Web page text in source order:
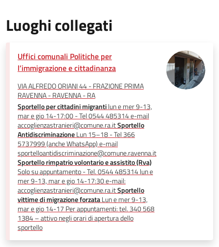
Luoghi collegati
Uffici comunali Politiche per
l’immigrazione e cittadinanza
VIA ALFREDO ORIANI 44 - FRAZIONE PRIMA
RAVENNA - RAVENNA - RA
Sportello per cittadini migrantilun e mer 9-13,
mar e gio 14-17:00 - Tel 0544 485314 e-mail
accoglienzastranieri@comune.ra.itSportello
AntidiscriminazioneLun 15–18 - Tel 366
5737999 (anche WhatsApp) e-mail
sportelloantidiscriminazione@comune.ravenna.it
Sportello rimpatrio volontario e assistito (Rva)
Solo su appuntamento - Tel. 0544 485314 lun e
mer 9-13, mar e gio 14-17:30 e-mail:
accoglienzastranieri@comune.ra.itSportello
vittime di migrazione forzataLun e mer 9-13,
mar e gio 14-17 Per appuntamenti: tel. 340 568
1384 – attivo negli orari di apertura dello
sportello